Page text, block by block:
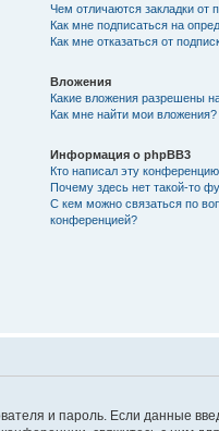
Чем отличаются закладки от
Как мне подписаться на
Как мне отказаться от
Вложения
Какие вложения разрешены
Как мне найти мои вложения?
Информация о phpBB3
Кто написал эту
Почему здесь нет такой-то
С кем можно связаться по
конференцией?
и пароль. Если данные